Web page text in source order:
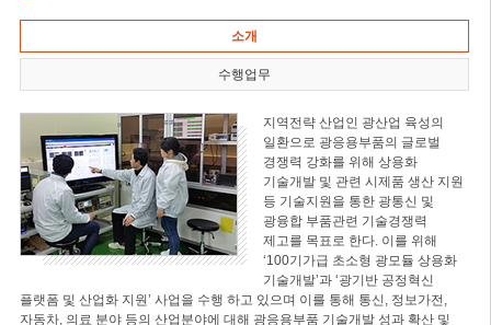
소개
수행업무
지역전략 산업인 광산업 육성의
일환으로 광응용부품의 글로벌
경쟁력 강화를 위해 상용화
기술개발 및 관련 시제품 생산 지원
등 기술지원을 통한 광통신 및
광융합 부품관련 기술경쟁력
제고를 목표로 한다. 이를 위해
‘100기가급 초소형 광모듈 상용화
기술개발’과 ‘광기반 공정혁신
플랫폼 및 산업화 지원’ 사업을 수행 하고 있으며 이를 통해 통신, 정보가전,
자동차, 의료 분야 등의 산업분야에 대해 광응용부품 기술개발 성과 확산 및